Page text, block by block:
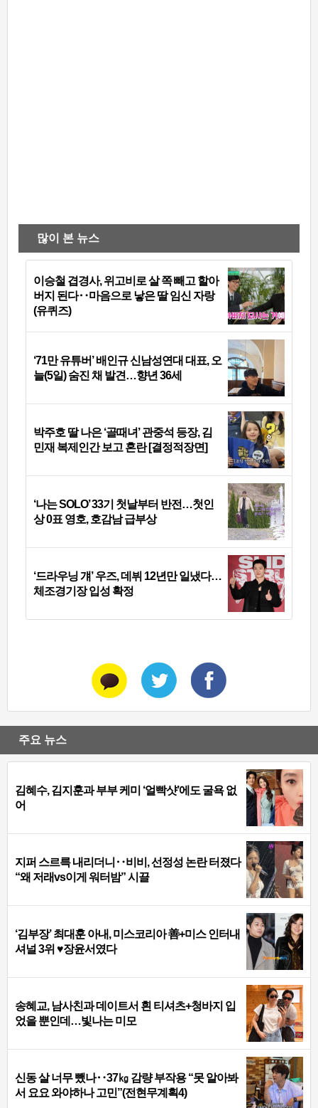
많이 본 뉴스
이승철 겹경사, 위고비로 살 쪽 빼고 할아
버지 된다‥마음으로 낳은 딸 임신 자랑
(유퀴즈)
‘71만 유튜버’ 배인규 신남성연대 대표, 오
늘(5일) 숨진 채 발견…향년 36세
박주호 딸 나은 ‘골때녀’ 관중석 등장, 김
민재 복제인간 보고 혼란 [결정적장면]
‘나는 SOLO’ 33기 첫날부터 반전…첫인
상 0표 영호, 호감남 급부상
‘드라우닝 걔’ 우즈, 데뷔 12년만 일냈다…
체조경기장 입성 확정
주요 뉴스
김혜수, 김지훈과 부부 케미 ‘얼빡샷’에도 굴욕 없
어
지퍼 스르륵 내리더니‥비비, 선정성 논란 터졌다
“왜 저래vs이게 워터밤” 시끌
‘김부장’ 최대훈 아내, 미스코리아 善+미스 인터내
셔널 3위 ♥장윤서였다
송혜교, 남사친과 데이트서 흰 티셔츠+청바지 입
었을 뿐인데…빛나는 미모
신동 살 너무 뺐나‥37㎏ 감량 부작용 “못 알아봐
서 요요 와야하나 고민”(전현무계획4)